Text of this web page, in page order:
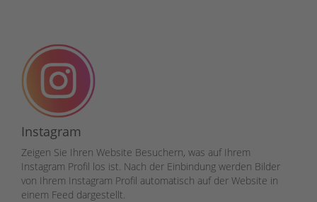
Instagram
Zeigen Sie Ihren Website Besuchern, was auf Ihrem
Instagram Profil los ist. Nach der Einbindung werden Bilder
von Ihrem Instagram Profil automatisch auf der Website in
einem Feed dargestellt.